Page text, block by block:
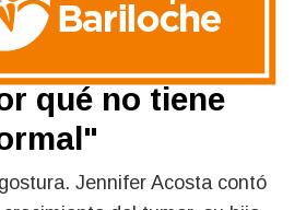
y debe volver
"No
qué no tiene
Jennifer Acosta contó